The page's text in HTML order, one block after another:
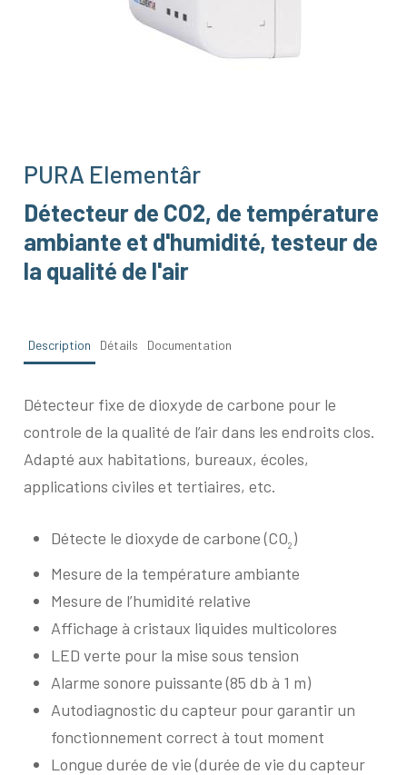
PURA Elementâr
Détecteur de CO2, de température
ambiante et d'humidité, testeur de
la qualité de l'air
Description Détails Documentation
Détecteur fixe de dioxyde de carbone pour le
controle de la qualité de l’air dans les endroits clos.
Adapté aux habitations, bureaux, écoles,
applications civiles et tertiaires, etc.
Détecte le dioxyde de carbone (CO2 )
Mesure de la température ambiante
Mesure de l’humidité relative
Affichage à cristaux liquides multicolores
LED verte pour la mise sous tension
Alarme sonore puissante (85 db à 1 m)
Autodiagnostic du capteur pour garantir un
fonctionnement correct à tout moment
Longue durée de vie (durée de vie du capteur